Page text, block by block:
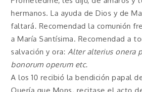
hermanos. La ayuda de Dios y de
faltará. Recomendad la comunión
a María Santísima. Recomendad a
salvación y ora: Alter alterius onera
bonorum operum etc.
A los 10 recibió la bendición papal